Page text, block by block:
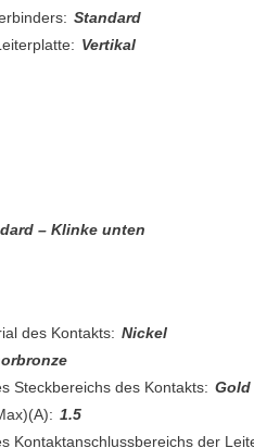
Standard
Vertikal
– Klinke unten
des Kontakts: Nickel
Steckbereichs des Kontakts: Gold
1.5
Kontaktanschlussbereichs der